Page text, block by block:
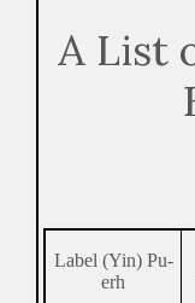
A List
Label (Yin) Pu-
erh